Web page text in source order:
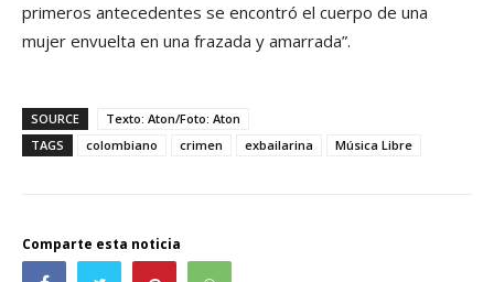
primeros antecedentes se encontró el cuerpo de una
mujer envuelta en una frazada y amarrada”.
SOURCE
Texto: Aton/Foto: Aton
TAGS
colombiano crimen exbailarina Música Libre
Comparte esta noticia